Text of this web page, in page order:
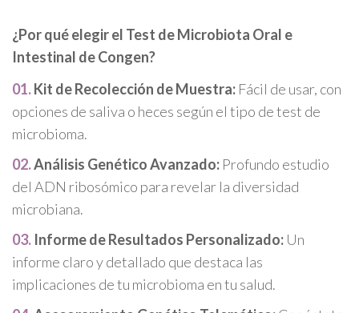
¿Por qué elegir el Test de Microbiota Oral e
Intestinal de Congen?
Kit de Recolección de Muestra: Fácil de usar, con
opciones de saliva o heces según el tipo de test de
microbioma.
Análisis Genético Avanzado: Profundo estudio
del ADN ribosómico para revelar la diversidad
microbiana.
Informe de Resultados Personalizado: Un
informe claro y detallado que destaca las
implicaciones de tu microbioma en tu salud.